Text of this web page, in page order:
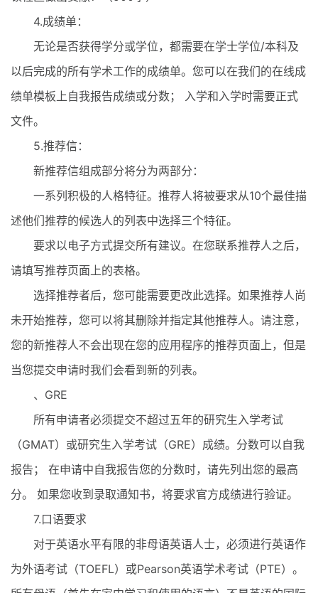
4.成绩单：
无论是否获得学分或学位，都需要在学士学位/本科及
以后完成的所有学术工作的成绩单。您可以在我们的在线成
绩单模板上自我报告成绩或分数； 入学和入学时需要正式
文件。
5.推荐信：
新推荐信组成部分将分为两部分：
一系列积极的人格特征。推荐人将被要求从10个最佳描
述他们推荐的候选人的列表中选择三个特征。
要求以电子方式提交所有建议。在您联系推荐人之后，
请填写推荐页面上的表格。
选择推荐者后，您可能需要更改此选择。如果推荐人尚
未开始推荐，您可以将其删除并指定其他推荐人。请注意，
您的新推荐人不会出现在您的应用程序的推荐页面上，但是
当您提交申请时我们会看到新的列表。
、GRE
所有申请者必须提交不超过五年的研究生入学考试
（GMAT）或研究生入学考试（GRE）成绩。分数可以自我
报告； 在申请中自我报告您的分数时，请先列出您的最高
分。 如果您收到录取通知书，将要求官方成绩进行验证。
7.口语要求
对于英语水平有限的非母语英语人士，必须进行英语作
为外语考试（TOEFL）或Pearson英语学术考试（PTE）。